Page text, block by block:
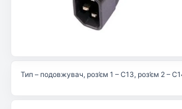
Тип – подовжувач, роз’єм 1 – С13, роз’єм 2 –